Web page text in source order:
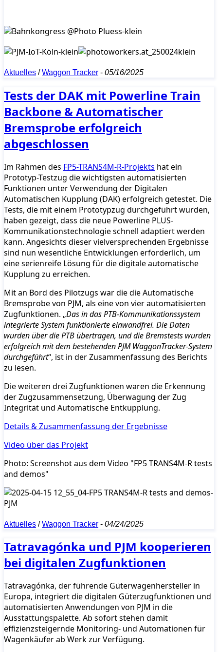
Aktuelles /Waggon Tracker - 05/16/2025
Tests der DAK mit Powerline Train
Backbone & Automatischer
Bremsprobe erfolgreich
abgeschlossen
Im Rahmen des FP5-TRANS4M-R-Projekts hat ein
Prototyp-Testzug die wichtigsten automatisierten
Funktionen unter Verwendung der Digitalen
Automatischen Kupplung (DAK) erfolgreich getestet. Die
Tests, die mit einem Prototypzug durchgeführt wurden,
haben gezeigt, dass die neue Powerline PLUS-
Kommunikationstechnologie schnell adaptiert werden
kann. Angesichts dieser vielversprechenden Ergebnisse
sind nun wesentliche Entwicklungen erforderlich, um
eine serienreife Lösung für die digitale automatische
Kupplung zu erreichen.
Mit an Bord des Pilotzugs war die die Automatische
Bremsprobe von PJM, als eine von vier automatisierten
Zugfunktionen. „Das in das PTB-Kommunikationssystem
integrierte System funktionierte einwandfrei. Die Daten
wurden über die PTB übertragen, und die Bremstests wurden
erfolgreich mit dem bestehenden PJM WaggonTracker-System
durchgeführt“, ist in der Zusammenfassung des Berichts
zu lesen.
Die weiteren drei Zugfunktionen waren die Erkennung
der Zugzusammensetzung, Überwagung der Zug
Integrität und Automatische Entkupplung.
Details & Zusammenfassung der Ergebnisse
Video über das Projekt
Photo: Screenshot aus dem Video "FP5 TRANS4M-R tests
and demos"
Aktuelles /Waggon Tracker - 04/24/2025
Tatravagónka und PJM kooperieren
bei digitalen Zugfunktionen
Tatravagónka, der führende Güterwagenhersteller in
Europa, integriert die digitalen Güterzugfunktionen und
automatisierten Anwendungen von PJM in die
Ausstattungspalette. Ab sofort stehen damit
effizienzsteigernde Monitoring- und Automationen für
Wagenkäufer ab Werk zur Verfügung.